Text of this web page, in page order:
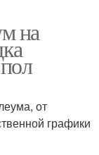
на
от
графики